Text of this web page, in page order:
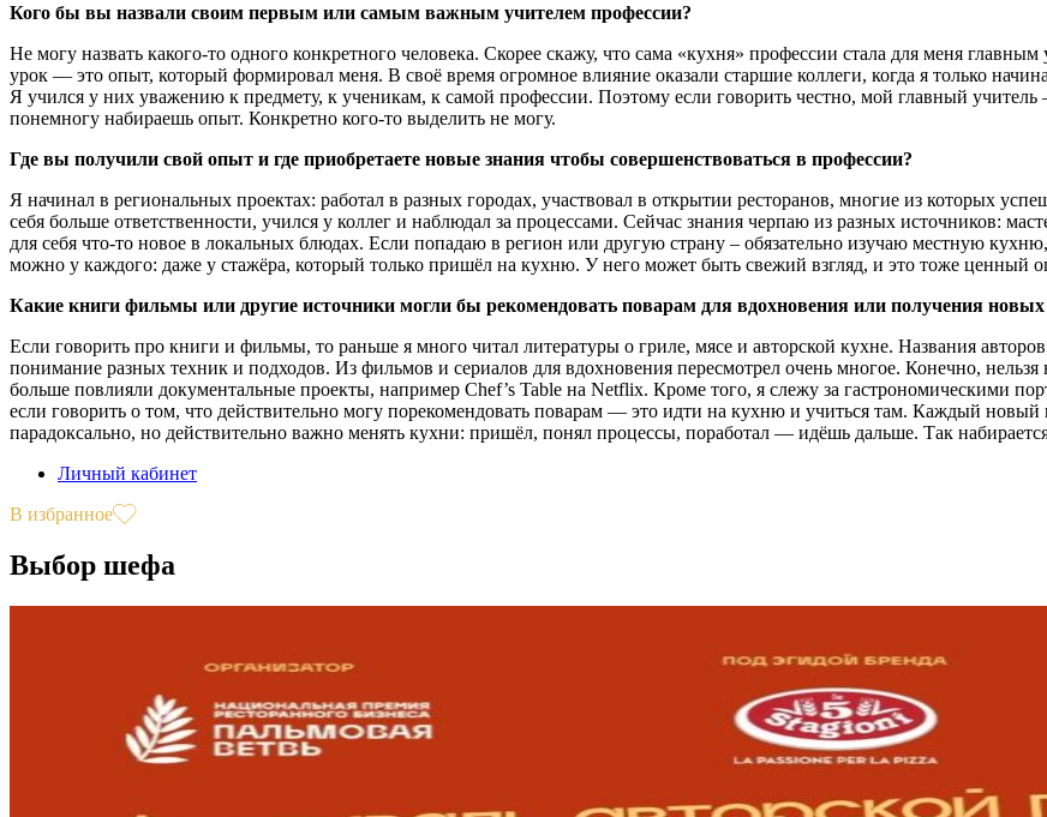
Кого бы вы назвали своим первым или самым важным учителем профессии?
Не могу назвать какого-то одного конкретного человека. Скорее скажу, что сама «кухня» профессии стала для меня
урок — это опыт, который формировал меня. В своё время огромное влияние оказали старшие коллеги, когда я только
Я учился у них уважению к предмету, к ученикам, к самой профессии. Поэтому если говорить честно, мой главный
понемногу набираешь опыт. Конкретно кого-то выделить не могу.
Где вы получили свой опыт и где приобретаете новые знания чтобы совершенствоваться в профессии?
Я начинал в региональных проектах: работал в разных городах, участвовал в открытии ресторанов, многие из которых
себя больше ответственности, учился у коллег и наблюдал за процессами. Сейчас знания черпаю из разных источников:
для себя что-то новое в локальных блюдах. Если попадаю в регион или другую страну – обязательно изучаю местную
можно у каждого: даже у стажёра, который только пришёл на кухню. У него может быть свежий взгляд, и это тоже ценный
Какие книги фильмы или другие источники могли бы рекомендовать поварам для вдохновения или получения новых
Если говорить про книги и фильмы, то раньше я много читал литературы о гриле, мясе и авторской кухне. Названия
понимание разных техник и подходов. Из фильмов и сериалов для вдохновения пересмотрел очень многое. Конечно,
больше повлияли документальные проекты, например Chef’s Table на Netflix. Кроме того, я слежу за гастрономическими
если говорить о том, что действительно могу порекомендовать поварам — это идти на кухню и учиться там. Каждый
парадоксально, но действительно важно менять кухни: пришёл, понял процессы, поработал — идёшь дальше. Так
Личный кабинет
В избранное
Выбор шефа